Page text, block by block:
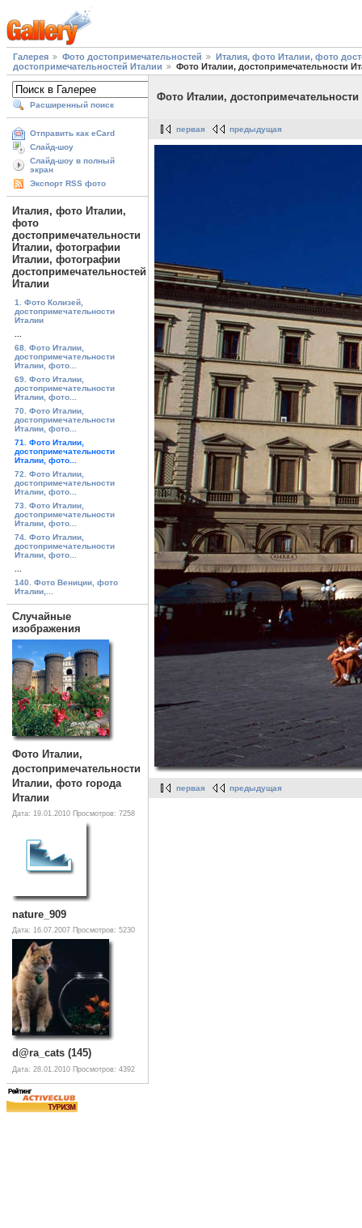
Галерея Фото достопримечательностей
Италия, фото Италии, фото
достопримечательностей Италии
Фото Италии, достопримечательности
Расширенный поиск
Отправить как eCard
Слайд-шоу
Слайд-шоу в полный
экран
Экспорт RSS фото
Италия, фото Италии,
фото
достопримечательности
Италии, фотографии
Италии, фотографии
достопримечательностей
Италии
1. Фото Колизей,
достопримечательности
Италии
68. Фото Италии,
достопримечательности
Италии, фото...
69. Фото Италии,
достопримечательности
Италии, фото...
70. Фото Италии,
достопримечательности
Италии, фото...
71. Фото Италии,
достопримечательности
Италии, фото...
72. Фото Италии,
достопримечательности
Италии, фото...
73. Фото Италии,
достопримечательности
Италии, фото...
74. Фото Италии,
достопримечательности
Италии, фото...
140. Фото Вениции, фото
Италии,...
Случайные
изображения
Фото Италии,
достопримечательности
Италии, фото города
Италии
Дата: 19.01.2010 Просмотров: 7258
nature_909
Дата: 16.07.2007 Просмотров: 5230
d@ra_cats (145)
Дата: 28.01.2010 Просмотров: 4392
Фото Италии,
первая предыдущая
первая предыдущая